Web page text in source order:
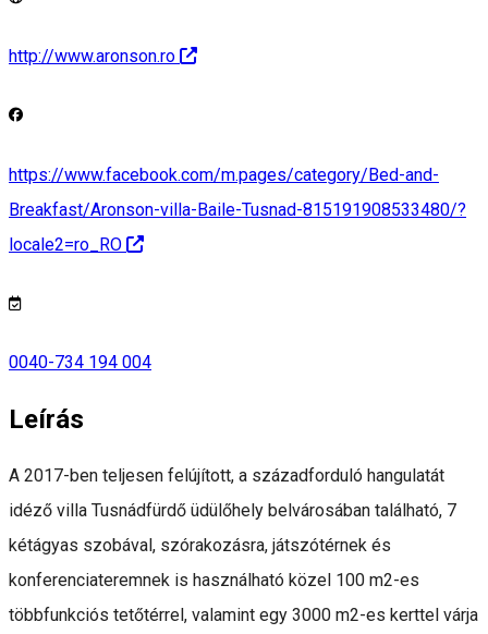
http://www.aronson.ro
https://www.facebook.com/m.pages/category/Bed-and-
Breakfast/Aronson-villa-Baile-Tusnad-815191908533480/?
locale2=ro_RO
0040-734 194 004
Leírás
A 2017-ben teljesen felújított, a századforduló hangulatát
idéző villa Tusnádfürdő üdülőhely belvárosában található, 7
kétágyas szobával, szórakozásra, játszótérnek és
konferenciateremnek is használható közel 100 m2-es
többfunkciós tetőtérrel, valamint egy 3000 m2-es kerttel várja